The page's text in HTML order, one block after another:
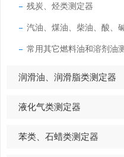
残炭、烃类测定器
润滑油、润滑脂类测定器
液化气类测定器
苯类、石蜡类测定器